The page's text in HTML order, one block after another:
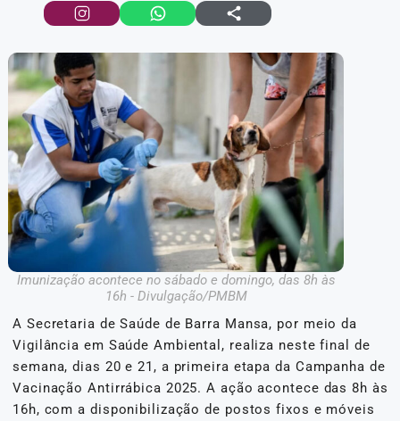
Imunização acontece no sábado e domingo, das 8h às
16h - Divulgação/PMBM
A Secretaria de Saúde de Barra Mansa, por meio da
Vigilância em Saúde Ambiental, realiza neste final de
semana, dias 20 e 21, a primeira etapa da Campanha de
Vacinação Antirrábica 2025. A ação acontece das 8h às
16h, com a disponibilização de postos fixos e móveis